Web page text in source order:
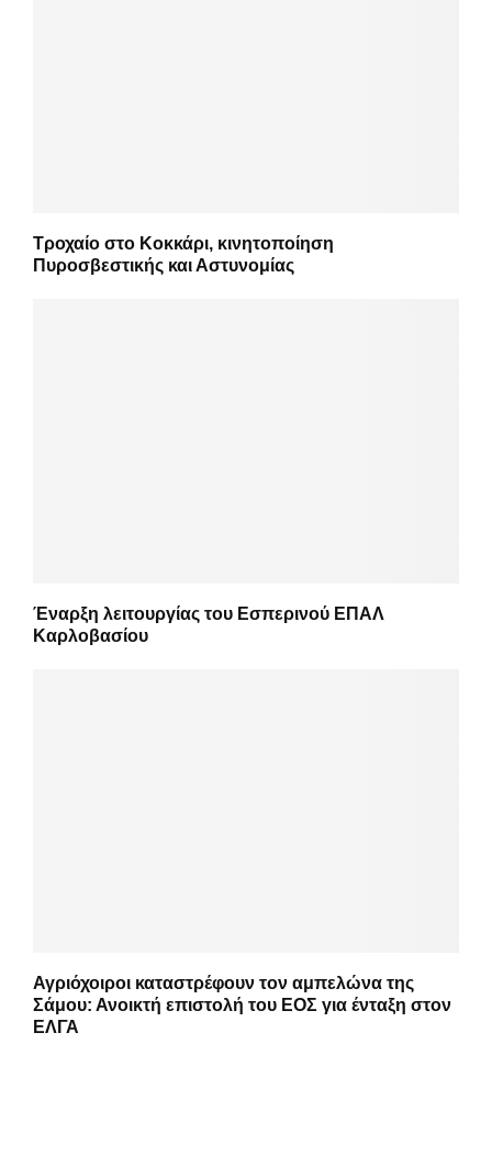
Τροχαίο στο Κοκκάρι, κινητοποίηση
Πυροσβεστικής και Αστυνομίας
Έναρξη λειτουργίας του Εσπερινού ΕΠΑΛ
Καρλοβασίου
Αγριόχοιροι καταστρέφουν τον αμπελώνα της
Σάμου: Ανοικτή επιστολή του ΕΟΣ για ένταξη στον
ΕΛΓΑ